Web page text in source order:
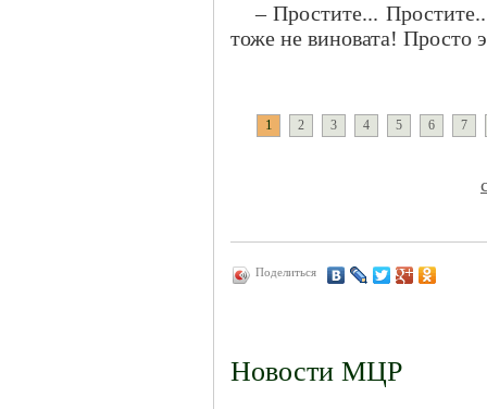
– Простите...
тоже не виновата! Просто
1 2 3 4 5 6 7
Поделиться
Новости МЦР